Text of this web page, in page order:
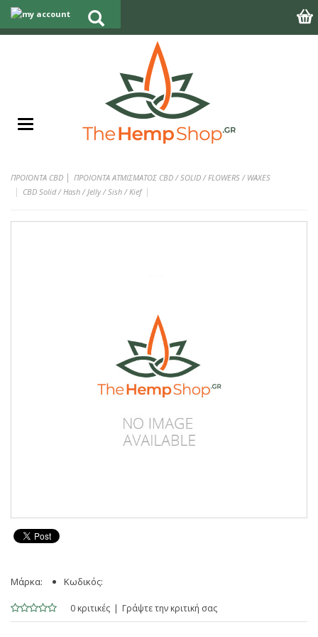
ΠΡΟΪΟΝΤΑ CBD | ΠΡΟΙΟΝΤΑ ΑΤΜΙΣΜΑΤΟΣ CBD / SOLID / FLOWERS / WAXES
CBD Solid / Hash / Jelly / Sish / Kief
Μάρκα: Κωδικός:
0 κριτικές Γράψτε την κριτική σας